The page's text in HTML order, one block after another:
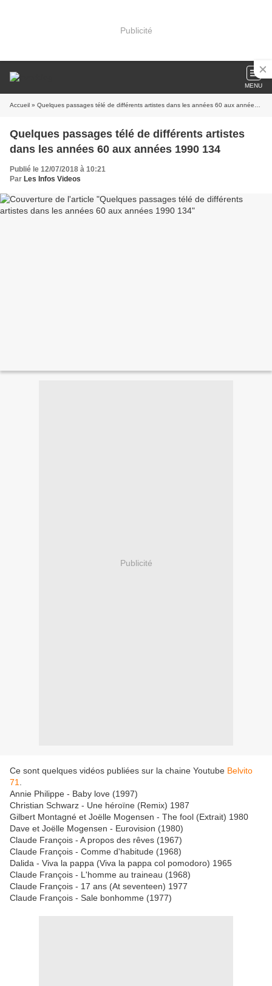
Publicité
MENU
Accueil » Quelques passages télé de différents artistes dans les années 60 aux années 1990 134
Quelques passages télé de différents artistes
dans les années 60 aux années 1990 134
Publié le 12/07/2018 à 10:21
Par Les Infos Videos
Publicité
Ce sont quelques vidéos publiées sur la chaine Youtube Belvito
71
Annie Philippe - Baby love (1997)
Christian Schwarz - Une héroïne (Remix) 1987
Gilbert Montagné et Joëlle Mogensen - The fool (Extrait) 1980
Dave et Joëlle Mogensen - Eurovision (1980)
Claude François - A propos des rêves (1967)
Claude François - Comme d'habitude (1968)
Dalida - Viva la pappa (Viva la pappa col pomodoro) 1965
Claude François - L'homme au traineau (1968)
Claude François - 17 ans (At seventeen) 1977
Claude François - Sale bonhomme (1977)